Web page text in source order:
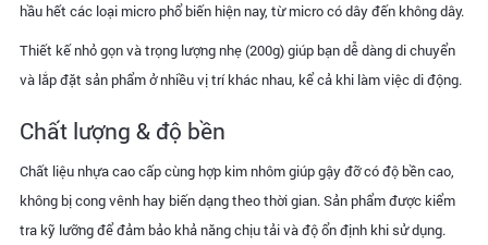
hầu hết các loại micro phổ biến hiện nay, từ micro có dây đến không dây.
Thiết kế nhỏ gọn và trọng lượng nhẹ (200g) giúp bạn dễ dàng di chuyển
và lắp đặt sản phẩm ở nhiều vị trí khác nhau, kể cả khi làm việc di động.
Chất lượng & độ bền
Chất liệu nhựa cao cấp cùng hợp kim nhôm giúp gậy đỡ có độ bền cao,
không bị cong vênh hay biến dạng theo thời gian. Sản phẩm được kiểm
tra kỹ lưỡng để đảm bảo khả năng chịu tải và độ ổn định khi sử dụng.